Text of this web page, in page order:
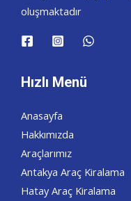
oluşmaktadır
Hızlı Menü
Anasayfa
Hakkımızda
Araçlarımız
Antakya Araç Kiralama
Hatay Araç Kiralama